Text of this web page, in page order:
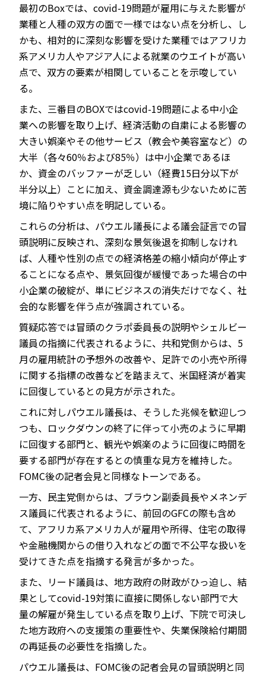
最初のBoxでは、covid-19問題が雇用に与えた影響が
業種と人種の双方の面で一様ではない点を分析し、し
かも、相対的に深刻な影響を受けた業種ではアフリカ
系アメリカ人やアジア人による就業のウエイトが高い
点で、双方の要素が相関していることを示唆してい
る。
また、三番目のBOXではcovid-19問題による中小企
業への影響を取り上げ、経済活動の自粛による影響の
大きい娯楽やその他サービス（教会や美容室など）の
大半（各々60％および85％）は中小企業であるほ
か、資金のバッファーが乏しい（経費15日分以下が
半分以上）ことに加え、資金調達源も少ないために苦
境に陥りやすい点を明記している。
これらの分析は、パウエル議長による議会証言での冒
頭説明に反映され、深刻な景気後退を抑制しなけれ
ば、人種や性別の点での経済格差の縮小傾向が停止す
ることになる点や、景気回復が緩慢であった場合の中
小企業の破綻が、単にビジネスの消失だけでなく、社
会的な影響を伴う点が強調されている。
質疑応答では冒頭のクラポ委員長の説明やシェルビー
議員の指摘に代表されるように、共和党側からは、5
月の雇用統計の予想外の改善や、足許での小売や所得
に関する指標の改善などを踏まえて、米国経済が着実
に回復しているとの見方が示された。
これに対しパウエル議長は、そうした兆候を歓迎しつ
つも、ロックダウンの終了に伴って小売のように早期
に回復する部門と、観光や娯楽のように回復に時間を
要する部門が存在するとの慎重な見方を維持した。
FOMC後の記者会見と同様なトーンである。
一方、民主党側からは、ブラウン副委員長やメネンデ
ス議員に代表されるように、前回のGFCの際も含め
て、アフリカ系アメリカ人が雇用や所得、住宅の取得
や金融機関からの借り入れなどの面で不公平な扱いを
受けてきた点を指摘する発言が多かった。
また、リード議員は、地方政府の財政がひっ迫し、結
果としてcovid-19対策に直接に関係しない部門で大
量の解雇が発生している点を取り上げ、下院で可決し
た地方政府への支援策の重要性や、失業保険給付期間
の再延長の必要性を指摘した。
パウエル議長は、FOMC後の記者会見の冒頭説明と同